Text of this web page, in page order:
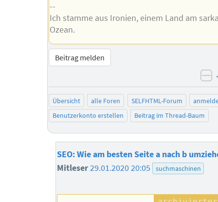
--
Ich stamme aus Ironien, einem Land am
Ozean.
Beitrag melden
Übersicht alle Foren SELFHTML-Forum
Benutzerkonto erstellen
Beitrag im Thread-Baum
SEO: Wie am besten Seite a nach b
Mitleser29.01.2020 20:05 suchmaschinen